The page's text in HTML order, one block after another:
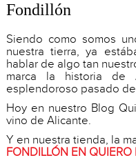
Fondillón
Siendo como somos
nuestra tierra, ya
hablar de algo tan
marca la historia
esplendoroso pasado
Hoy en nuestro Blog
vino de Alicante.
Y en nuestra tienda, la
FONDILLÓN EN QUIERO